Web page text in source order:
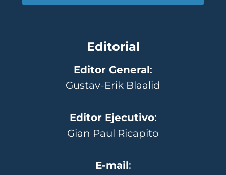
Editorial
Editor General:
Gustav-Erik Blaalid
Editor Ejecutivo:
Gian Paul Ricapito
E-mail: